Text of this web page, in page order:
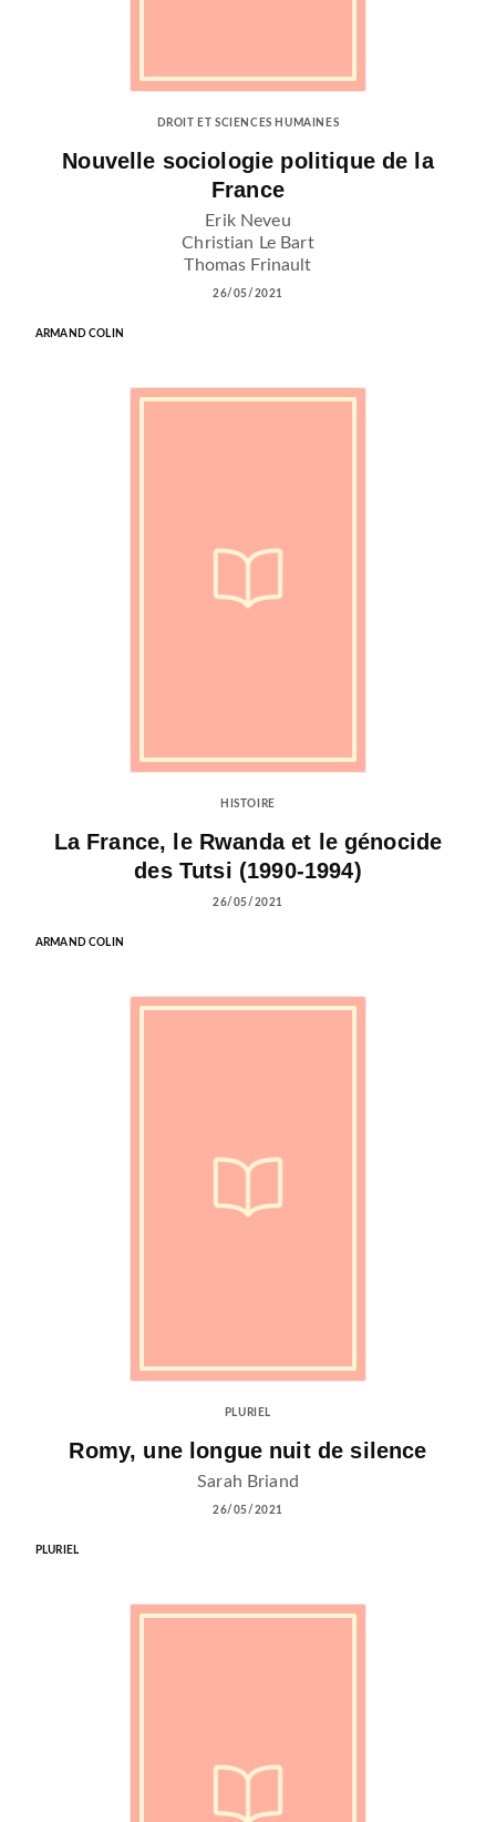
DROIT ET SCIENCES HUMAINES
Nouvelle sociologie politique de la
France
Erik Neveu
Christian Le Bart
Thomas Frinault
26/05/2021
ARMAND COLIN
HISTOIRE
La France, le Rwanda et le génocide
des Tutsi (1990-1994)
26/05/2021
ARMAND COLIN
PLURIEL
Romy, une longue nuit de silence
Sarah Briand
26/05/2021
PLURIEL